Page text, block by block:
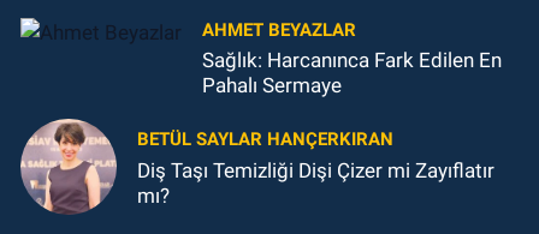
AHMET BEYAZLAR
Sağlık: Harcanınca Fark Edilen En
Pahalı Sermaye
BETÜL SAYLAR HANÇERKIRAN
Diş Taşı Temizliği Dişi Çizer mi Zayıflatır
mı?